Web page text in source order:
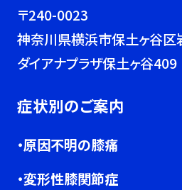
〒240-0023
神奈川県横浜市保土ヶ谷
ダイアナプラザ保土ヶ谷409
症状別のご案内
・原因不明の膝痛
・変形性膝関節症